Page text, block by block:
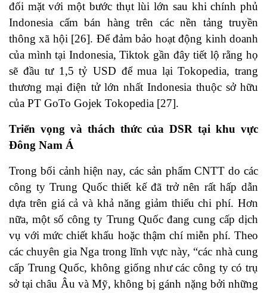
đối mặt với một bước thụt lùi lớn sau khi chính phủ
Indonesia cấm bán hàng trên các nền tảng truyền
thông xã hội [26]. Để đảm bảo hoạt động kinh doanh
của mình tại Indonesia, Tiktok gần đây tiết lộ rằng họ
sẽ đầu tư 1,5 tỷ USD để mua lại Tokopedia, trang
thương mại điện tử lớn nhất Indonesia thuộc sở hữu
của PT GoTo Gojek Tokopedia [27].
Triển vọng và thách thức của DSR tại khu vực
Đông Nam Á
Trong bối cảnh hiện nay, các sản phẩm CNTT do các
công ty Trung Quốc thiết kế đã trở nên rất hấp dẫn
dựa trên giá cả và khả năng giảm thiểu chi phí. Hơn
nữa, một số công ty Trung Quốc đang cung cấp dịch
vụ với mức chiết khấu hoặc thậm chí miễn phí. Theo
các chuyên gia Nga trong lĩnh vực này, “các nhà cung
cấp Trung Quốc, không giống như các công ty có trụ
sở tại châu Âu và Mỹ, không bị gánh nặng bởi những